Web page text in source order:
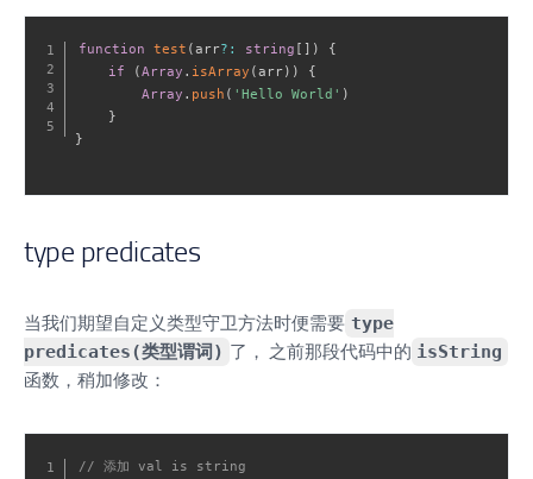
function test (arr? : string [ ] )
{
if
(Array . isArray (arr) )
{
Array . push ( 'Hello World' )
}
}
type predicates
当我们期望自定义类型守卫方法时便需要 type
predicates(类型谓词) 了， 之前那段代码中的 isString
函数，稍加修改：
// 添加 val is string